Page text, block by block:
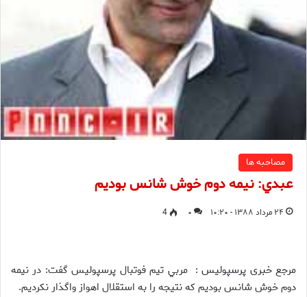
مصاحبه ها
عبدي: نيمه دوم خوش شانس بوديم
۲۴ مرداد ۱۳۸۸ - ۱۰:۲۰ ۰ 4
مرجع خبری پرسپولیس : مربي تيم فوتبال پرسپوليس گفت: در نيمه
دوم خوش شانس بوديم كه نتيجه را به استقلال اهواز واگذار نكرديم.